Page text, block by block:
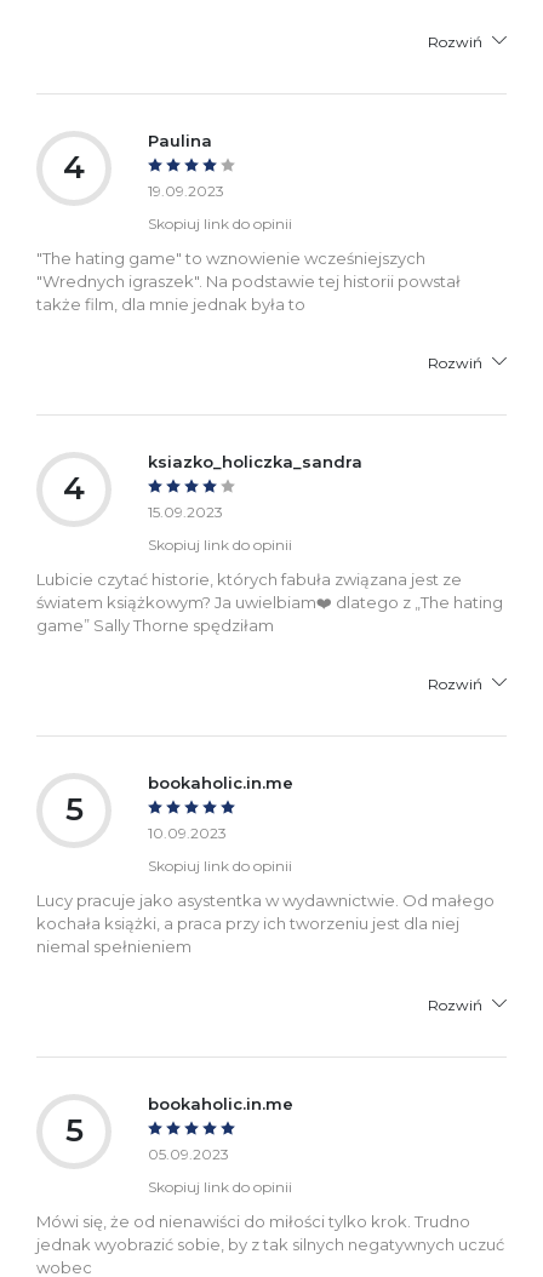
Rozwiń
4
Paulina
19.09.2023
Skopiuj link do opinii
"The hating game" to wznowienie wcześniejszych
"Wrednych igraszek". Na podstawie tej historii powstał
także film, dla mnie jednak była to
Rozwiń
4
ksiazko_holiczka_sandra
15.09.2023
Skopiuj link do opinii
Lubicie czytać historie, których fabuła związana jest ze
światem książkowym? Ja uwielbiam❤️ dlatego z „The hating
game” Sally Thorne spędziłam
Rozwiń
5
bookaholic.in.me
10.09.2023
Skopiuj link do opinii
Lucy pracuje jako asystentka w wydawnictwie. Od małego
kochała książki, a praca przy ich tworzeniu jest dla niej
niemal spełnieniem
Rozwiń
5
bookaholic.in.me
05.09.2023
Skopiuj link do opinii
Mówi się, że od nienawiści do miłości tylko krok. Trudno
jednak wyobrazić sobie, by z tak silnych negatywnych uczuć
wobec